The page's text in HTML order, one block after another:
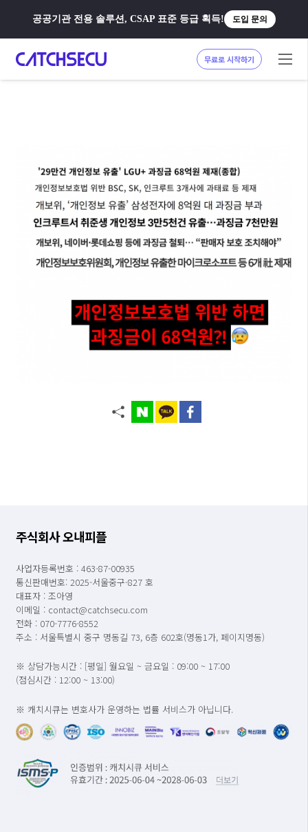
공공기관 전용 솔루션, CSAP 표준 등급 획득! 도입 문의
무료로 시작하기
주식회사 오내피플
사업자등록번호 : 463-87-00935
통신판매번호: 2025-서울중구-827 호
대표자 : 조아영
이메일 : contact@catchsecu.com
전화 : 070-7776-8552
주소 : 서울특별시 중구 명동길 73, 6층 602호(명동1가, 페이지명동)
※ 상담가능시간 : [평일] 월요일 ~ 금요일 : 09:00 ~ 17:00
(점심시간 : 12:00 ~ 13:00)
※ 캐치시큐는 변호사가 운영하는 법률 서비스가 아닙니다.